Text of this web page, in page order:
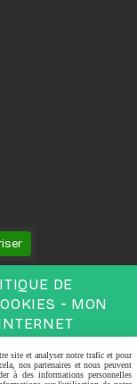
DE
MON
site et analyser notre trafic et pour
nos partenaires et nous peuvent
à des informations personnelles